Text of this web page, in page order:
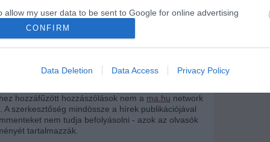
allow my user data to be sent to Google for online advertising
allow Google to send me personalized advertising.
allow Google to enable storage related to analytics like cookies on
identifiers in apps.
allow Google to enable storage related to functionality of the website
CONFIRM
Data Deletion Data Access Privacy Policy
ha nem tudsz mit kezdeni az időddel!
bámulod az ágyban? Ne tedd!
hozzáfűzött hozzászólások nem a ma.hu network
A szerkesztőség mindössze a hírek publikációjával
nem tudja befolyásolni - azok az olvasók
tartalmazzák.